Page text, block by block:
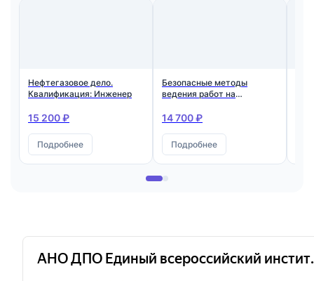
Нефтегазовое дело.
Квалификация: Инженер
15 200 ₽
Подробнее
Безопасные методы
ведения работ на
объектах с содержанием
14 700 ₽
Подробнее